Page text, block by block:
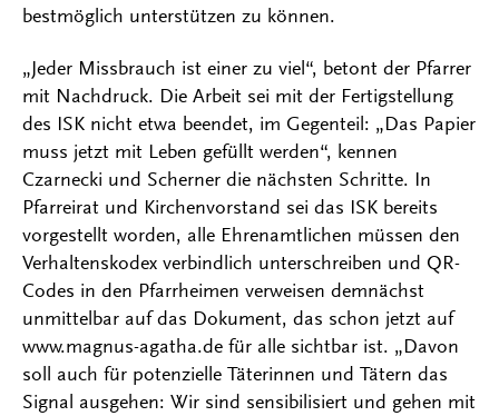
bestmöglich unterstützen zu können.
„Jeder Missbrauch ist einer zu viel“, betont der Pfarrer
mit Nachdruck. Die Arbeit sei mit der Fertigstellung
des ISK nicht etwa beendet, im Gegenteil: „Das Papier
muss jetzt mit Leben gefüllt werden“, kennen
Czarnecki und Scherner die nächsten Schritte. In
Pfarreirat und Kirchenvorstand sei das ISK bereits
vorgestellt worden, alle Ehrenamtlichen müssen den
Verhaltenskodex verbindlich unterschreiben und QR-
Codes in den Pfarrheimen verweisen demnächst
unmittelbar auf das Dokument, das schon jetzt auf
www.magnus-agatha.de für alle sichtbar ist. „Davon
soll auch für potenzielle Täterinnen und Tätern das
Signal ausgehen: Wir sind sensibilisiert und gehen mit